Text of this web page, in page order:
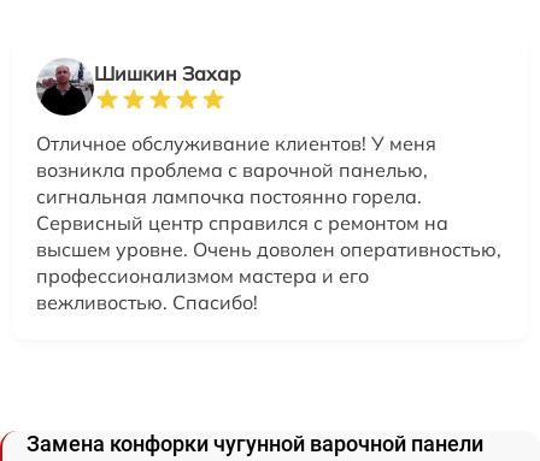
Шишкин Захар
Отличное обслуживание клиентов! У меня
возникла проблема с варочной панелью,
сигнальная лампочка постоянно горела.
Сервисный центр справился с ремонтом на
высшем уровне. Очень доволен оперативностью,
профессионализмом мастера и его
вежливостью. Спасибо!
Замена конфорки чугунной варочной панели